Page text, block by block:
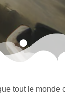
tout le monde